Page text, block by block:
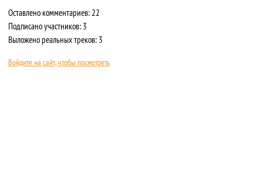
Оставлено комментариев: 22
Подписано участников: 3
Выложено реальных треков: 3
Войдите на сайт, чтобы посмотреть